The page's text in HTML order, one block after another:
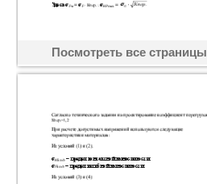
Посмотреть все страницы